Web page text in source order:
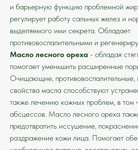
и барьерную функцию проблемной
регулирует работу сальных желез и
выделяемого ими секрета. Обладает
противовоспалительными и
Масло лесного ореха - обладая
помогает уменьшить расширенные
Очищающие,
свойства масла способствуют
также лечению кожных проблем, в том
абсцессов. Масло лесного ореха
предотвратить иссушение,
раздражение кожи лица. Помогает